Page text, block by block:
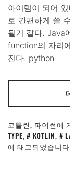
아이템이 되어
로 간편하게 쓸
될거 같다. Java
function의 자리
진다. python
코틀린, 파이썬에
TYPE, KOTLIN,
에 태그되었습니다